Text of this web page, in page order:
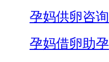
孕妈供卵咨询
孕妈借卵助孕